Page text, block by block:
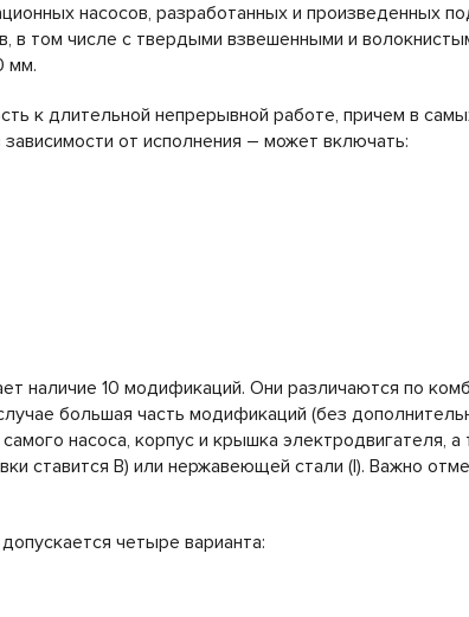
насосов, разработанных и произведенных
в том числе с твердыми взвешенными и
мм.
к длительной непрерывной работе, причем в
от исполнения – может включать:
наличие 10 модификаций. Они различаются по
большая часть модификаций (без
насоса, корпус и крышка электродвигателя,
ставится B) или нержавеющей стали (I). Важно
четыре варианта: